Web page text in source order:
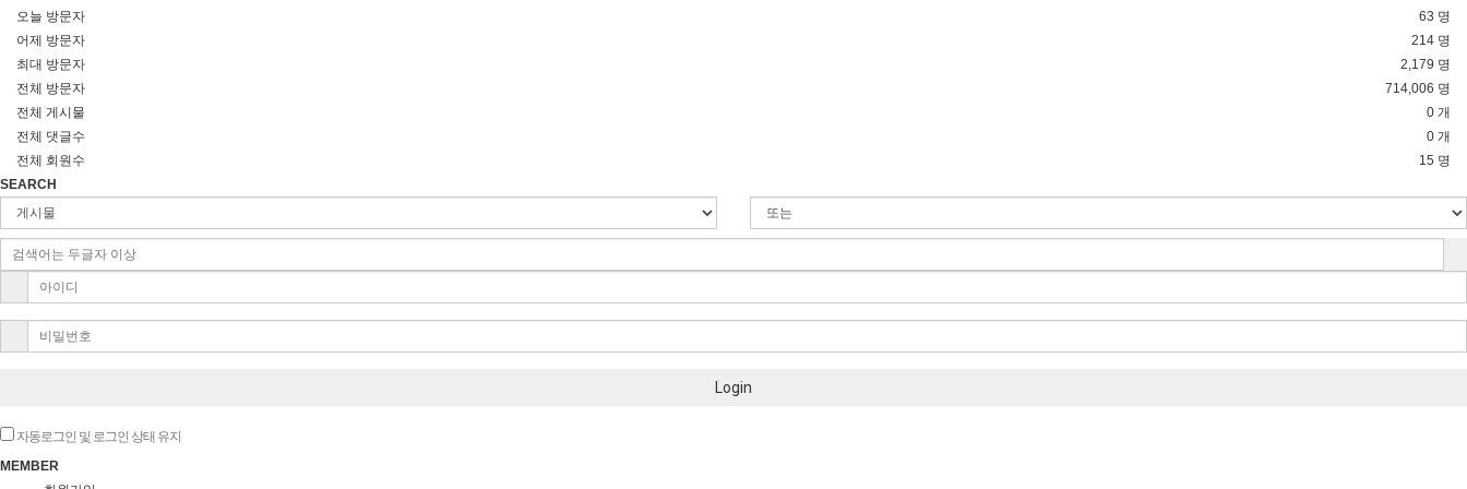
63 명
오늘 방문자
214 명
어제 방문자
2,179 명
최대 방문자
714,006 명
전체 방문자
0 개
전체 게시물
0 개
전체 댓글수
15 명
전체 회원수
SEARCH
Login
자동로그인 및 로그인 상태 유지
MEMBER